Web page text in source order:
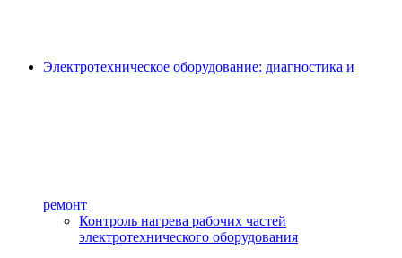
Электротехническое оборудование: диагностика и
ремонт
Контроль нагрева рабочих частей
электротехнического оборудования